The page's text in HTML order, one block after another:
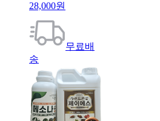
28,000원
무료배
송